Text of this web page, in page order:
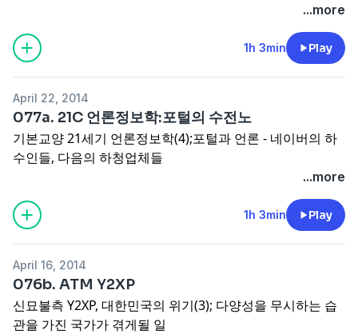
...more
1h 3min Play
April 22, 2014
077a. 21C 언론정보학:포털의 수전노
기본교양 21세기 언론정보학(4);포털과 언론 - 네이버의 하
수인들, 다음의 하청업체들
...more
1h 3min Play
April 16, 2014
076b. ATM Y2XP
신묘불측 Y2XP, 대한민국의 위기(3); 다양성을 무시하는 습
관을 가진 국가가 겪게될 일